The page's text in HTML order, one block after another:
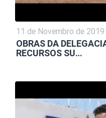
11 de Novembro de 2019
OBRAS DA
RECURSOS SU…